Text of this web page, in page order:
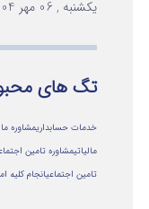
یکشنبه , 06 مهر 1404
تگ های
خدمات حسابداریمشاوره
مالياتيمشاوره تامین
تامین اجتماعیانجام کلیه